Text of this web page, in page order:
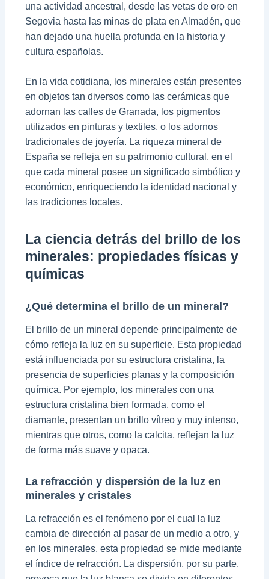
una actividad ancestral, desde las vetas de oro en
Segovia hasta las minas de plata en Almadén, que
han dejado una huella profunda en la historia y
cultura españolas.
En la vida cotidiana, los minerales están presentes
en objetos tan diversos como las cerámicas que
adornan las calles de Granada, los pigmentos
utilizados en pinturas y textiles, o los adornos
tradicionales de joyería. La riqueza mineral de
España se refleja en su patrimonio cultural, en el
que cada mineral posee un significado simbólico y
económico, enriqueciendo la identidad nacional y
las tradiciones locales.
La ciencia detrás del brillo de los
minerales: propiedades físicas y
químicas
¿Qué determina el brillo de un mineral?
El brillo de un mineral depende principalmente de
cómo refleja la luz en su superficie. Esta propiedad
está influenciada por su estructura cristalina, la
presencia de superficies planas y la composición
química. Por ejemplo, los minerales con una
estructura cristalina bien formada, como el
diamante, presentan un brillo vítreo y muy intenso,
mientras que otros, como la calcita, reflejan la luz
de forma más suave y opaca.
La refracción y dispersión de la luz en
minerales y cristales
La refracción es el fenómeno por el cual la luz
cambia de dirección al pasar de un medio a otro, y
en los minerales, esta propiedad se mide mediante
el índice de refracción. La dispersión, por su parte,